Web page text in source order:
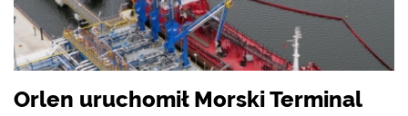
Orlen uruchomił Morski Terminal